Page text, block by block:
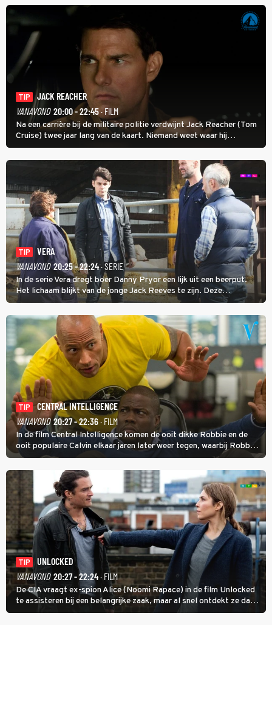
TIP
JACK REACHER
VANAVOND 20:00 - 22:45· FILM
Na een carrière bij de militaire politie verdwijnt Jack Reacher (Tom
Cruise) twee jaar lang van de kaart. Niemand weet waar hij
uithangt, totdat moordverdachte James Barr naar hem vraagt.
TIP
VERA
VANAVOND 20:25 - 22:24· SERIE
In de serie Vera dregt boer Danny Pryor een lijk uit een beerput.
Het lichaam blijkt van de jonge Jack Reeves te zijn. Deze
homoseksuele woonwagenbewoner had gebroken met zijn familie
en verliet het kamp met slaande ruzie.
TIP
CENTRAL INTELLIGENCE
VANAVOND 20:27 - 22:36· FILM
In de film Central Intelligence komen de ooit dikke Robbie en de
ooit populaire Calvin elkaar jaren later weer tegen, waarbij Robbie,
inmiddels supergespierd en werkzaam voor de CIA, Calvins hulp
goed kan gebruiken.
TIP
UNLOCKED
VANAVOND 20:27 - 22:24· FILM
De CIA vraagt ex-spion Alice (Noomi Rapace) in de film Unlocked
te assisteren bij een belangrijke zaak, maar al snel ontdekt ze dat
degene die haar aanstelde kwade bedoelingen heeft.